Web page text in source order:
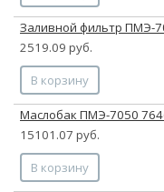
Заливной фильтр ПМЭ-
2519.09 руб.
В корзину
Маслобак ПМЭ-7050
15101.07 руб.
В корзину